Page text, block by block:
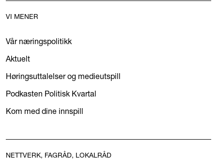
VI MENER
Vår næringspolitikk
Aktuelt
Høringsuttalelser og medieutspill
Podkasten Politisk Kvartal
Kom med dine innspill
NETTVERK, FAGRÅD, LOKALRÅD